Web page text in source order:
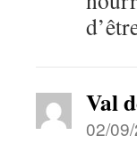
Val
02/